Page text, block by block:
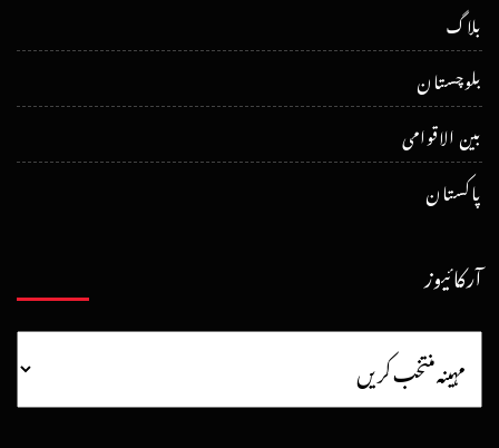
بلاگ
بلوچستان
بین الاقوامی
پاکستان
آرکائیوز